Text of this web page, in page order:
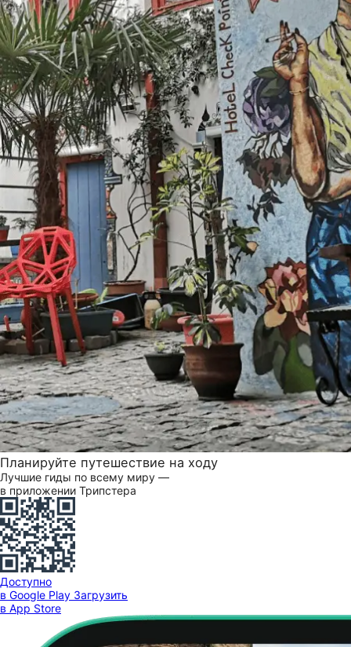
Планируйте путешествие на ходу
Лучшие гиды по всему миру —
в приложении Трипстера
Доступно
в Google Play Загрузить
в App Store